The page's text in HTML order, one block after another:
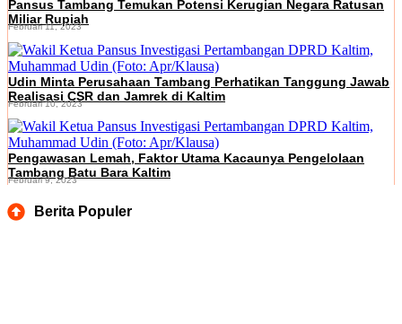
Pansus Tambang Temukan Potensi Kerugian Negara Ratusan
Miliar Rupiah
Februari 11, 2023
Udin Minta Perusahaan Tambang Perhatikan Tanggung Jawab
Realisasi CSR dan Jamrek di Kaltim
Februari 10, 2023
Pengawasan Lemah, Faktor Utama Kacaunya Pengelolaan
Tambang Batu Bara Kaltim
Februari 9, 2023
Berita Populer